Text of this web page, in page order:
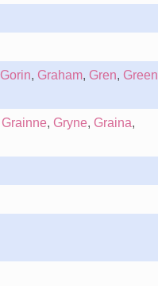
Gorin, Graham, Gren, Green
Grainne, Gryne, Graina,